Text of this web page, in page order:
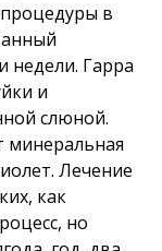
в
недели. Гарра
и
слюной.
минеральная
Лечение
как
но